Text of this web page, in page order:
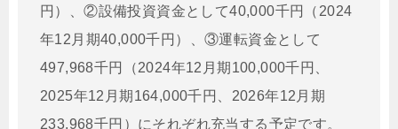
円）、②設備投資資金として40,000千円（2024
年12月期40,000千円）、③運転資金として
497,968千円（2024年12月期100,000千円、
2025年12月期164,000千円、2026年12月期
233,968千円）にそれぞれ充当する予定です。